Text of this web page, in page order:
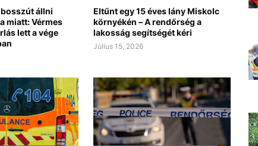
állni
miatt: Vérmes
lett a vége
Eltűnt egy 15 éves lány Miskolc
környékén – A rendőrség a
lakosság segítségét kéri
Július 15, 2026